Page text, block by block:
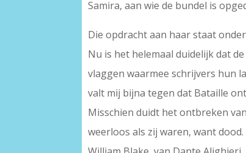
Samira, aan wie de bundel is
Die opdracht aan haar staat
Nu is het helemaal duidelijk dat
vlaggen waarmee schrijvers hun
valt mij bijna tegen dat Bataille
Misschien duidt het ontbreken
weerloos als zij waren, want